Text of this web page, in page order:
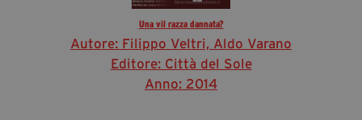
Una vil razza dannata?
Autore: Filippo Veltri, Aldo Varano
Editore: Città del Sole
Anno: 2014